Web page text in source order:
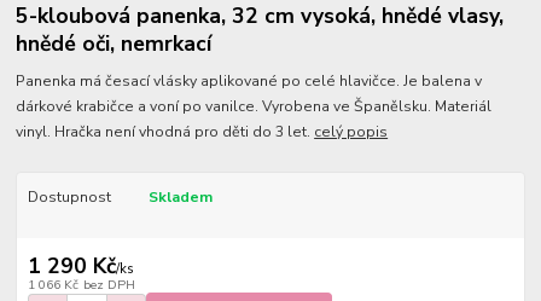
5-kloubová panenka, 32 cm vysoká, hnědé vlasy,
hnědé oči, nemrkací
Panenka má česací vlásky aplikované po celé hlavičce. Je balena v
dárkové krabičce a voní po vanilce. Vyrobena ve Španělsku. Materiál
vinyl. Hračka není vhodná pro děti do 3 let. celý popis
Dostupnost Skladem
1 290 Kč/ks
1 066 Kč bez DPH